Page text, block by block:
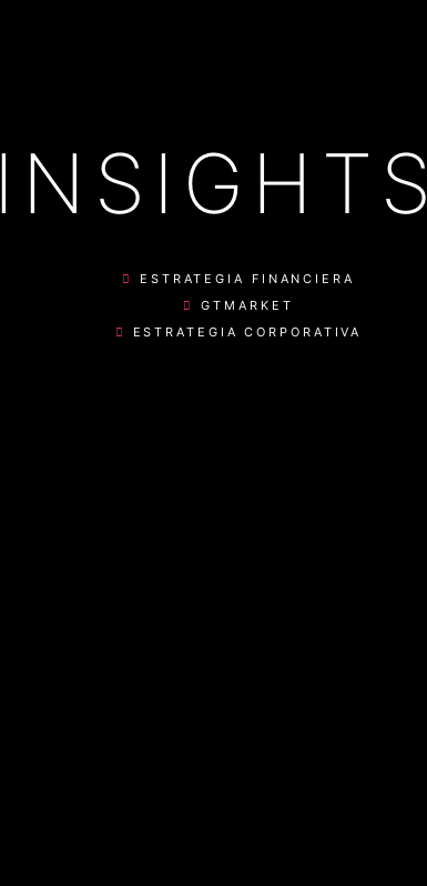
INSIGHTS
ESTRATEGIA FINANCIERA
GTMARKET
ESTRATEGIA CORPORATIVA